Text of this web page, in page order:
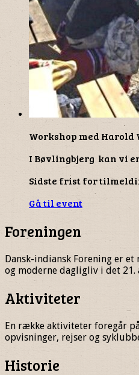
Workshop med Harold
I Bøvlingbjerg kan vi
Sidste frist for
Gå til event
Foreningen
Dansk-indiansk Forening er
og moderne dagligliv i det 21.
Aktiviteter
En række aktiviteter foregår
opvisninger, rejser og
Historie